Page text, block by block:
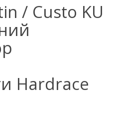
/ Custo KU
Hardrace